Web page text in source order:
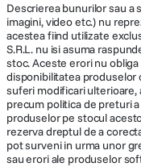
Descrierea bunurilor sau
imagini, video etc.) nu
acestea fiind utilizate
S.R.L. nu isi asuma
stoc. Aceste erori nu
disponibilitatea produselor
suferi modificari
precum politica de preturi
produselor pe stocul
rezerva dreptul de a
pot surveni in urma unor
sau erori ale produselor